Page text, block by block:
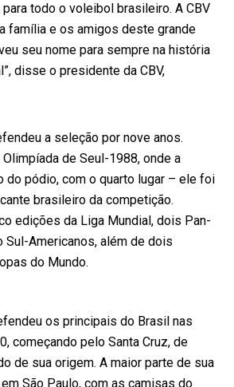
todo o voleibol brasileiro. A CBV
família e os amigos deste grande
seu nome para sempre na história
disse o presidente da CBV,
a seleção por nove anos.
de Seul-1988, onde a
do pódio, com o quarto lugar – ele foi
brasileiro da competição.
edições da Liga Mundial, dois Pan-
Sul-Americanos, além de dois
do Mundo.
os principais do Brasil nas
começando pelo Santa Cruz, de
de sua origem. A maior parte de sua
São Paulo, com as camisas do